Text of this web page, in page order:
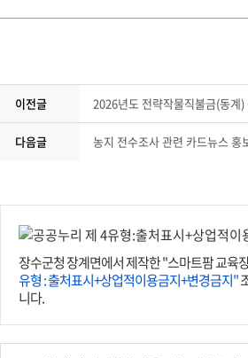
이전글 2026년도 전략작물직불금(동계)
다음글 농지 전수조사 관련 카드뉴스 홍
장수군청 장계면에서 제작한 "스마트팜 교육
유형 : 출처표시+상업적이용금지+변경금지"
니다.